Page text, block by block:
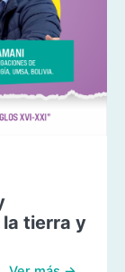
tierra y